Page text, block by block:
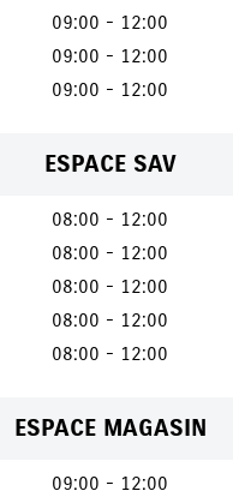
09:00 - 12:00
09:00 - 12:00
09:00 - 12:00
ESPACE SAV
08:00 - 12:00
08:00 - 12:00
08:00 - 12:00
08:00 - 12:00
08:00 - 12:00
ESPACE MAGASIN
09:00 - 12:00